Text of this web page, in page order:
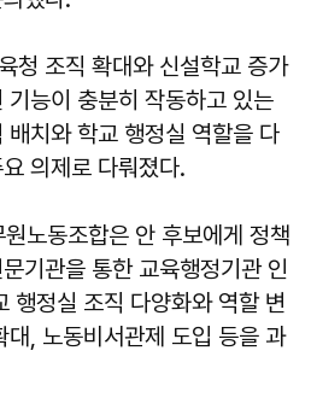
청 조직 확대와 신설학교 증가
기능이 충분히 작동하고 있는
배치와 학교 행정실 역할을 다
의제로 다뤄졌다.
노동조합은 안 후보에게 정책
기관을 통한 교육행정기관 인
행정실 조직 다양화와 역할 변
, 노동비서관제 도입 등을 과